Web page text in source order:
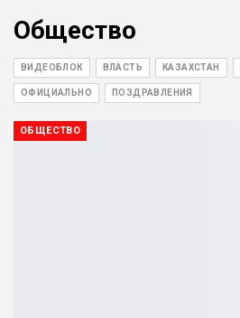
Общество
ВИДЕОБЛОК ВЛАСТЬ КАЗАХСТАН
ОФИЦИАЛЬНО ПОЗДРАВЛЕНИЯ
ОБЩЕСТВО